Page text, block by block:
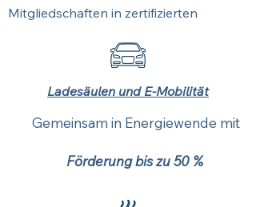
Mitgliedschaften in zertifizierten
Beratervereinigungen bieten wir Ihnen
eine lückenlose Rundumanalyse der
individuellen Förderfähigkeit bei den zu
treffenden Maßnahmen für Ihr Projekt.
Ladesäulen und E-Mobilität
Gemeinsam in Energiewende mit
Förderung bis zu 50 %